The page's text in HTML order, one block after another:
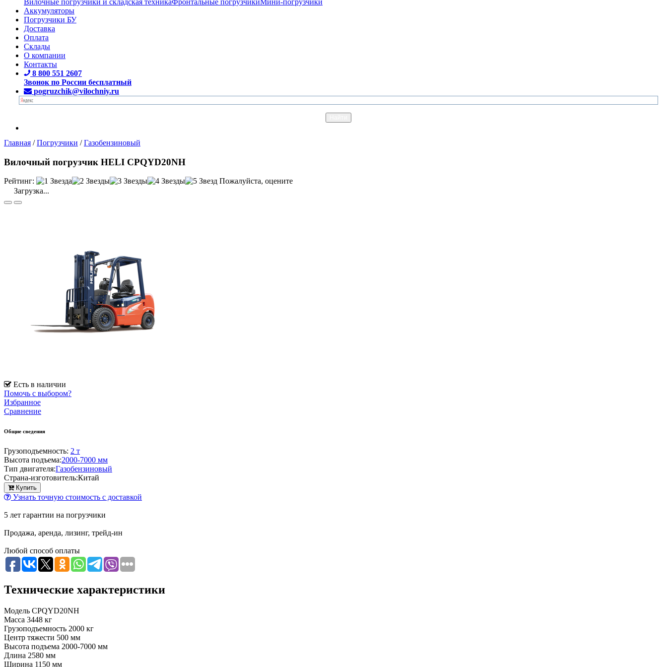
Аккумуляторы
Погрузчики БУ
Доставка
Оплата
Склады
О компании
Контакты
8 800 551 2607
Звонок по России бесплатный
pogruzchik@vilochniy.ru
Главная /Погрузчики /Газобензиновый
Вилочный погрузчик HELI CPQYD20NH
Рейтинг:
Пожалуйста, оцените
Загрузка...
Есть в наличии
Помочь с выбором?
Избранное
Сравнение
Общие сведения
Грузоподъемность: 2 т
Высота подъема:2000-7000 мм
Тип двигателя:Газобензиновый
Страна-изготовитель:Китай
Купить
Узнать точную стоимость с доставкой
5 лет гарантии на погрузчики
Продажа, аренда, лизинг, трейд-ин
Любой способ оплаты
Технические характеристики
Модель CPQYD20NH
Масса 3448 кг
Грузоподъемность 2000 кг
Центр тяжести 500 мм
Высота подъема 2000-7000 мм
Длина 2580 мм
Ширина 1150 мм